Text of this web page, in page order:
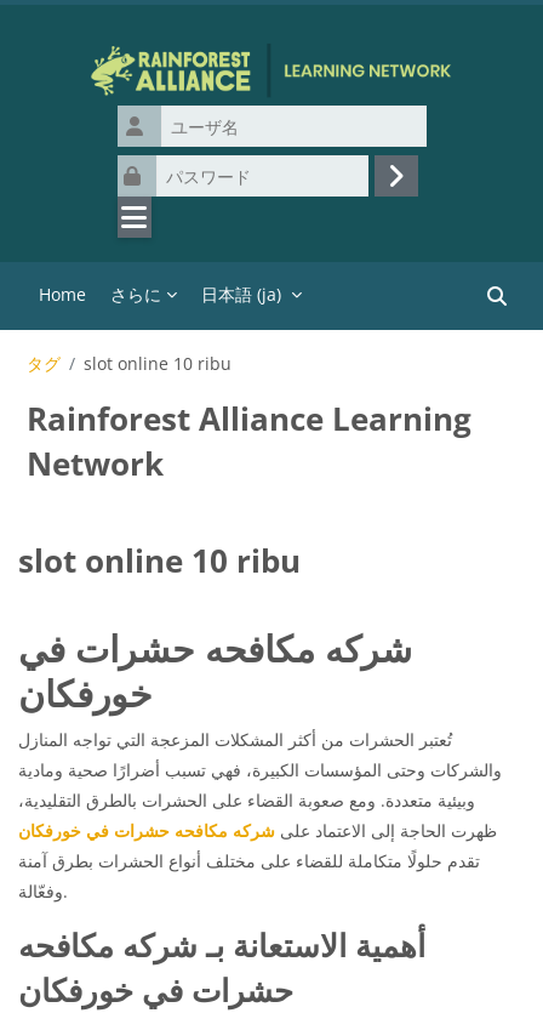
ユーザ名
パスワード
ログイン
Home さらに 日本語 ‎(ja)‎
コー
タグ slot online 10 ribu
Rainforest Alliance Learning
Network
slot online 10 ribu
شركه مكافحه حشرات في
خورفكان
تُعتبر الحشرات من أكثر المشكلات المزعجة التي تواجه المنازل
والشركات وحتى المؤسسات الكبيرة، فهي تسبب أضرارًا صحية ومادية
وبيئية متعددة. ومع صعوبة القضاء على الحشرات بالطرق التقليدية،
ظهرت الحاجة إلى الاعتماد على شركه مكافحه حشرات في خورفكان
تقدم حلولًا متكاملة للقضاء على مختلف أنواع الحشرات بطرق آمنة
وفعّالة.
أهمية الاستعانة بـ شركه مكافحه
حشرات في خورفكان